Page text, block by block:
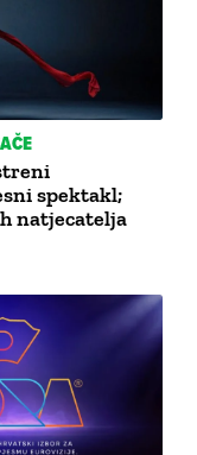
spektakl;
natjecatelja